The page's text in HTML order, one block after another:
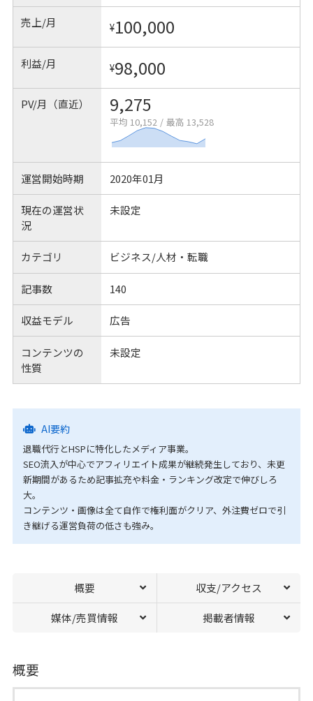
売上/月 ¥100,000
利益/月 ¥98,000
PV/月（直近） 9,275
平均 10,152 / 最高 13,528
運営開始時期 2020年01月
現在の運営状
況
未設定
カテゴリ ビジネス/人材・転職
記事数 140
収益モデル 広告
コンテンツの
性質
未設定
AI要約
退職代行とHSPに特化したメディア事業。
SEO流入が中心でアフィリエイト成果が継続発生しており、未更
新期間があるため記事拡充や料金・ランキング改定で伸びしろ
大。
コンテンツ・画像は全て自作で権利面がクリア、外注費ゼロで引
き継げる運営負荷の低さも強み。
概要 収支/アクセス
媒体/売買情報 掲載者情報
概要